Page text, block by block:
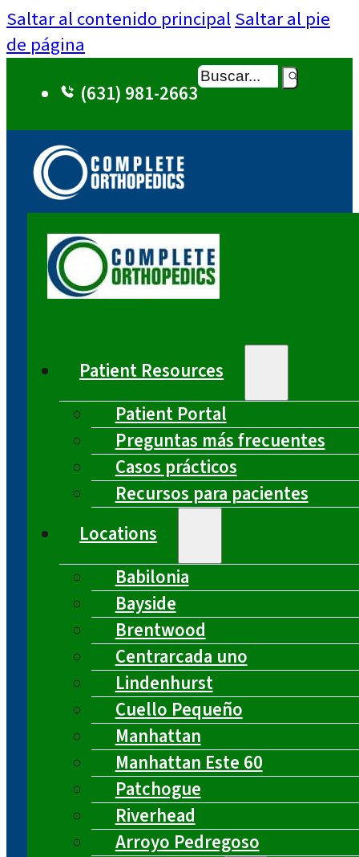
Saltar al contenido principal Saltar al pie
de página
(631) 981-2663
Buscar
Patient Resources
Patient Portal
Preguntas más frecuentes
Casos prácticos
Recursos para pacientes
Locations
Babilonia
Bayside
Brentwood
Centrarcada uno
Lindenhurst
Cuello Pequeño
Manhattan
Manhattan Este 60
Patchogue
Riverhead
Arroyo Pedregoso